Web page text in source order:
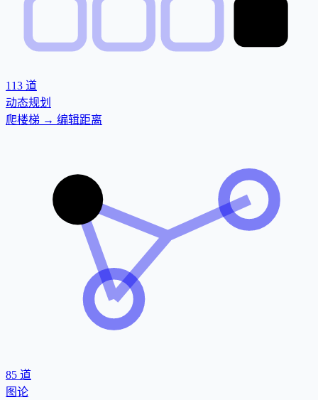
113 道
动态规划
爬楼梯 → 编辑距离
85 道
图论